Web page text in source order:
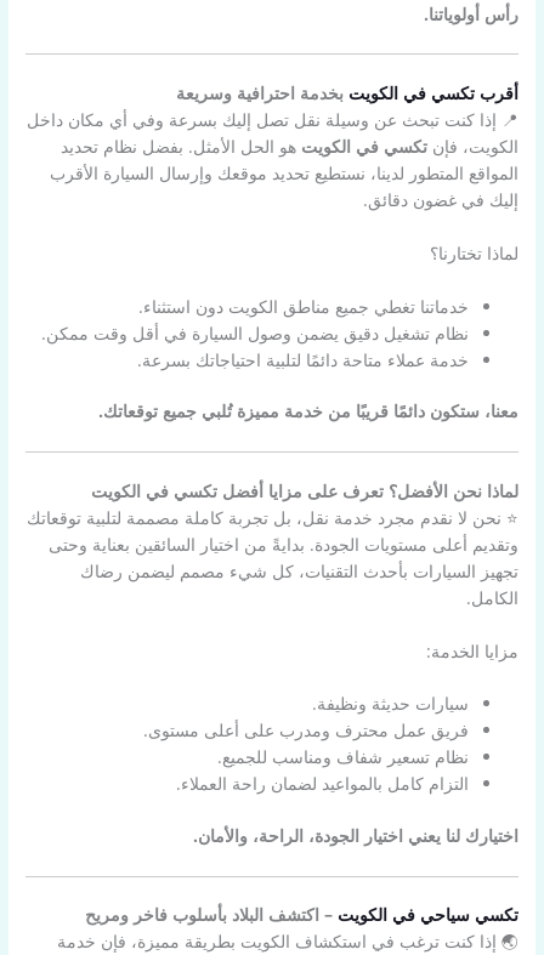
رأس أولوياتنا.
أقرب تكسي في الكويت بخدمة احترافية وسريعة
📍 إذا كنت تبحث عن وسيلة نقل تصل إليك بسرعة وفي أي مكان داخل
الكويت، فإنتكسي في الكويت هو الحل الأمثل. بفضل نظام تحديد
المواقع المتطور لدينا، نستطيع تحديد موقعك وإرسال السيارة الأقرب
إليك في غضون دقائق.
لماذا تختارنا؟
خدماتنا تغطي جميع مناطق الكويت دون استثناء.
نظام تشغيل دقيق يضمن وصول السيارة في أقل وقت ممكن.
خدمة عملاء متاحة دائمًا لتلبية احتياجاتك بسرعة.
معنا، ستكون دائمًا قريبًا من خدمة مميزة تُلبي جميع توقعاتك.
لماذا نحن الأفضل؟ تعرف على مزايا أفضل تكسي في الكويت
⭐ نحن لا نقدم مجرد خدمة نقل، بل تجربة كاملة مصممة لتلبية توقعاتك
وتقديم أعلى مستويات الجودة. بدايةً من اختيار السائقين بعناية وحتى
تجهيز السيارات بأحدث التقنيات، كل شيء مصمم ليضمن رضاك
الكامل.
مزايا الخدمة:
سيارات حديثة ونظيفة.
فريق عمل محترف ومدرب على أعلى مستوى.
نظام تسعير شفاف ومناسب للجميع.
التزام كامل بالمواعيد لضمان راحة العملاء.
اختيارك لنا يعني اختيار الجودة، الراحة، والأمان.
تكسي سياحي في الكويت – اكتشف البلاد بأسلوب فاخر ومريح
🌏 إذا كنت ترغب في استكشاف الكويت بطريقة مميزة، فإن خدمة